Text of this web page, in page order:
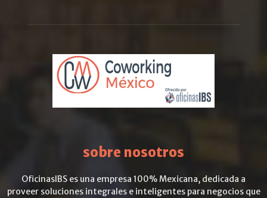
sobre nosotros
OficinasIBS es una empresa 100% Mexicana, dedicada a
proveer soluciones integrales e inteligentes para negocios que